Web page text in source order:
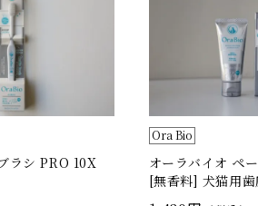
ラシ PRO 10X
Ora Bio
オーラバイオ ペ
[無香料] 犬猫用歯